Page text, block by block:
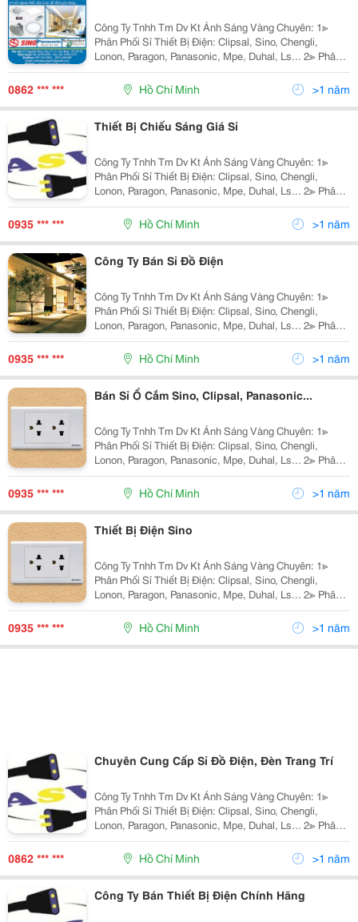
Công Ty Tnhh Tm Dv Kt Ánh Sáng Vàng Chuyên: 1≫
Phân Phối Sỉ Thiết Bị Điện: Clipsal, Sino, Chengli,
Lonon, Paragon, Panasonic, Mpe, Duhal, Ls... 2≫ Phân
Phối Đèn Chiếu Sáng Nội Ngoại Thất: Hufa Lighting,
Fata Lighting, Euroto, Nét Việt, Sano,
0862 *** *** Hồ Chí Minh >1 năm
Thiết Bị Chiếu Sáng Giá Sỉ
Công Ty Tnhh Tm Dv Kt Ánh Sáng Vàng Chuyên: 1≫
Phân Phối Sỉ Thiết Bị Điện: Clipsal, Sino, Chengli,
Lonon, Paragon, Panasonic, Mpe, Duhal, Ls... 2≫ Phân
Phối Đèn Chiếu Sáng Nội Ngoại Thất: Hufa Lighting,
Fata Lighting, Euroto, Nét Việt, Sano,
0935 *** *** Hồ Chí Minh >1 năm
Công Ty Bán Sỉ Đồ Điện
Công Ty Tnhh Tm Dv Kt Ánh Sáng Vàng Chuyên: 1≫
Phân Phối Sỉ Thiết Bị Điện: Clipsal, Sino, Chengli,
Lonon, Paragon, Panasonic, Mpe, Duhal, Ls... 2≫ Phân
Phối Đèn Chiếu Sáng Nội Ngoại Thất: Nét Việt, Euro,
Sano, Quốc Ngọc, 168 Lighting, Kim Lo
0935 *** *** Hồ Chí Minh >1 năm
Bán Sỉ Ổ Cắm Sino, Clipsal, Panasonic...
Công Ty Tnhh Tm Dv Kt Ánh Sáng Vàng Chuyên: 1≫
Phân Phối Sỉ Thiết Bị Điện: Clipsal, Sino, Chengli,
Lonon, Paragon, Panasonic, Mpe, Duhal, Ls... 2≫ Phân
Phối Đèn Chiếu Sáng Nội Ngoại Thất: Hufa Lighting,
Fata Lighting, Euroto, Nét Việt, Sano,
0935 *** *** Hồ Chí Minh >1 năm
Thiết Bị Điện Sino
Công Ty Tnhh Tm Dv Kt Ánh Sáng Vàng Chuyên: 1≫
Phân Phối Sỉ Thiết Bị Điện: Clipsal, Sino, Chengli,
Lonon, Paragon, Panasonic, Mpe, Duhal, Ls... 2≫ Phân
Phối Đèn Chiếu Sáng Nội Ngoại Thất: Hufa Lighting,
Fata Lighting, Euroto, Nét Việt, Sano,
0935 *** *** Hồ Chí Minh >1 năm
Chuyên Cung Cấp Sỉ Đồ Điện, Đèn Trang Trí
Công Ty Tnhh Tm Dv Kt Ánh Sáng Vàng Chuyên: 1≫
Phân Phối Sỉ Thiết Bị Điện: Clipsal, Sino, Chengli,
Lonon, Paragon, Panasonic, Mpe, Duhal, Ls... 2≫ Phân
Phối Đèn Chiếu Sáng Nội Ngoại Thất: Nét Việt, Euro,
Sano, Quốc Ngọc, 168 Lighting, Kim Lo
0862 *** *** Hồ Chí Minh >1 năm
Công Ty Bán Thiết Bị Điện Chính Hãng